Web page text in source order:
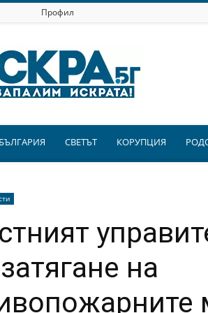
Профил
Искра.бг
БЪЛГАРИЯ СВЕТЪТ КОРУПЦИЯ
на